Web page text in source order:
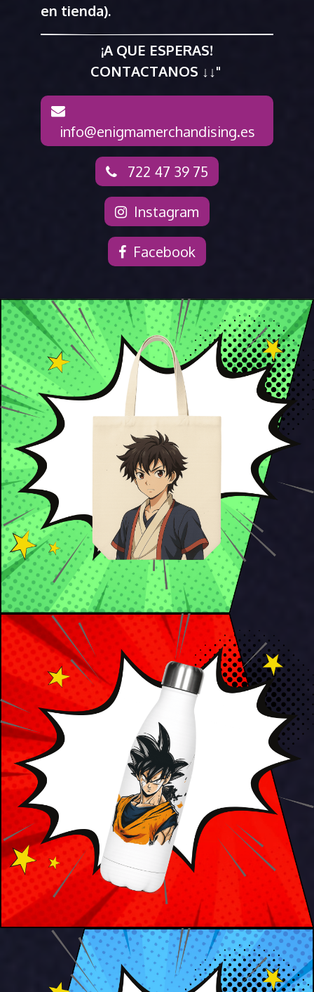
en tienda).
¡A QUE ESPERAS!
CONTACTANOS ↓↓"
info@enigmamerchandising.es
722 47 39 75
Instagram
Facebook